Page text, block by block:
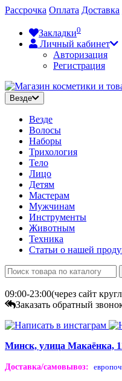
Рассрочка Оплата Доставка
Закладки0
Личный кабинет
Авторизация
Регистрация
Везде
Везде
Волосы
Наборы
Трихология
Тело
Лицо
Детям
Мастерам
Мужчинам
Инструменты
Животным
Техника
Статьи о нашей
09:00-23:00(через сайт
Заказать обратный
Минск, улица Макаёнка,
Доставка/самовывоз: